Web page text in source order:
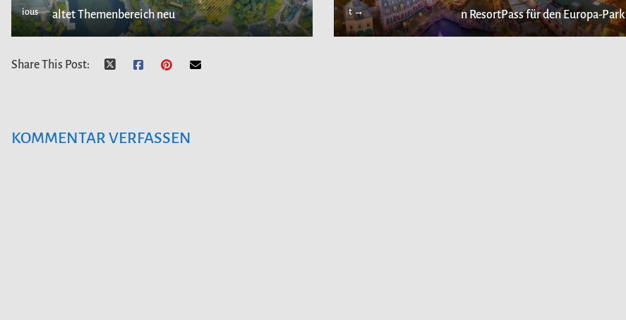
ious
altet Themenbereich neu
t →
n ResortPass für den Europa-Park
Share This Post:
KOMMENTAR VERFASSEN